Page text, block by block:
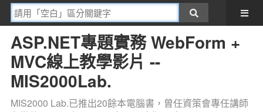
ASP.NET專題實務 WebForm +
MVC線上教學影片 --
MIS2000Lab.
MIS2000 Lab.已推出20餘本電腦書，曾任資策會專任講師